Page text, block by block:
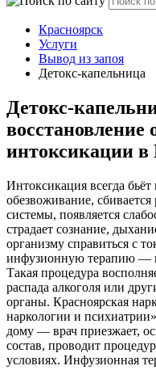
Красноярск
Услуги
Вывод из запоя
Детокс-капельница
Детокс-
восстановление
интоксикации в
Интоксикация всегда
обезвоживание,
системы, появляется
страдает сознание,
организму справиться с
инфузионную терапию —
Такая процедура
распада алкоголя или
органы. Красноярская
наркологии и
дому — врач приезжает,
состав, проводит
условиях. Инфузионная